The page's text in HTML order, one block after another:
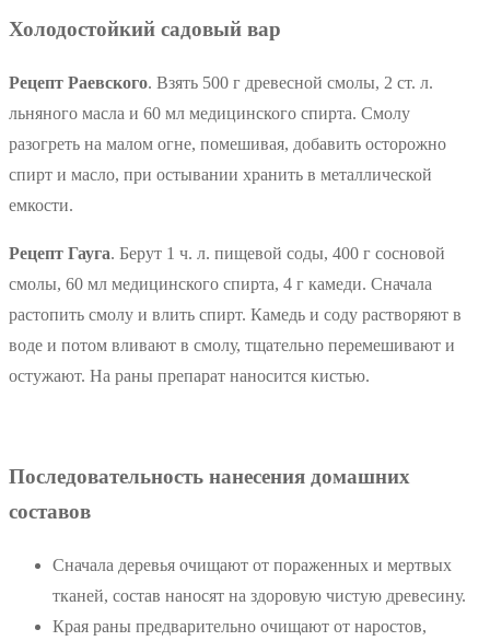
Холодостойкий садовый вар
Рецепт Раевского. Взять 500 г древесной смолы, 2 ст. л.
льняного масла и 60 мл медицинского спирта. Смолу
разогреть на малом огне, помешивая, добавить осторожно
спирт и масло, при остывании хранить в металлической
емкости.
Рецепт Гауга. Берут 1 ч. л. пищевой соды, 400 г сосновой
смолы, 60 мл медицинского спирта, 4 г камеди. Сначала
растопить смолу и влить спирт. Камедь и соду растворяют в
воде и потом вливают в смолу, тщательно перемешивают и
остужают. На раны препарат наносится кистью.
Последовательность нанесения домашних
составов
Сначала деревья очищают от пораженных и мертвых
тканей, состав наносят на здоровую чистую древесину.
Края раны предварительно очищают от наростов,